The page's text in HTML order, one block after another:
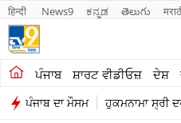
हिन्दी News9 ಕನ್ನಡ తెలుగు
ਪੰਜਾਬ ਸ਼ਾਰਟ ਵੀਡੀਓਜ਼ ਦੇਸ਼
ਪੰਜਾਬ ਦਾ ਮੌਸਮ ਹੁਕਮਨਾਮਾ ਸ੍ਰੀ
ਖੇਤੀਬਾੜੀ
ਸ਼ਾਰਟ ਵੀਡੀਓਜ਼